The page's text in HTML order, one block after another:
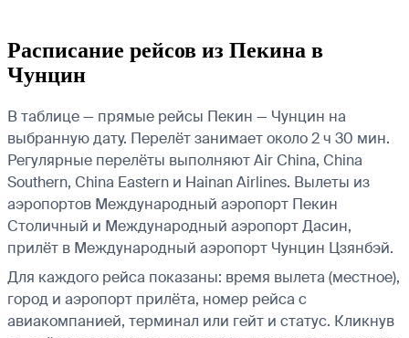
Расписание рейсов из Пекина в
Чунцин
В таблице — прямые рейсы Пекин — Чунцин на
выбранную дату. Перелёт занимает около 2 ч 30 мин.
Регулярные перелёты выполняют Air China, China
Southern, China Eastern и Hainan Airlines. Вылеты из
аэропортов Международный аэропорт Пекин
Столичный и Международный аэропорт Дасин,
прилёт в Международный аэропорт Чунцин Цзянбэй.
Для каждого рейса показаны: время вылета (местное),
город и аэропорт прилёта, номер рейса с
авиакомпанией, терминал или гейт и статус. Кликнув